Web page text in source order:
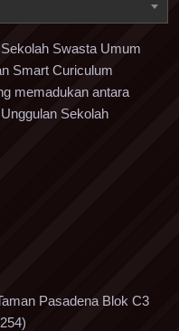
Swasta Umum
Smart Curiculum
memadukan antara
Sekolah
Pasadena Blok C3